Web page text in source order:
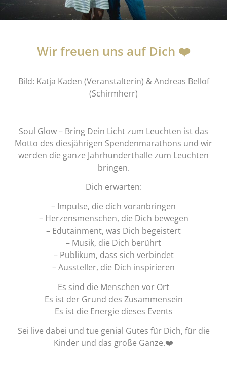
Wir freuen uns auf Dich ❤️
Bild: Katja Kaden (Veranstalterin) & Andreas Bellof
(Schirmherr)
Soul Glow – Bring Dein Licht zum Leuchten ist das
Motto des diesjährigen Spendenmarathons und wir
werden die ganze Jahrhunderthalle zum Leuchten
bringen.
Dich erwarten:
– Impulse, die dich voranbringen
– Herzensmenschen, die Dich bewegen
– Edutainment, was Dich begeistert
– Musik, die Dich berührt
– Publikum, dass sich verbindet
– Aussteller, die Dich inspirieren
Es sind die Menschen vor Ort
Es ist der Grund des Zusammensein
Es ist die Energie dieses Events
Sei live dabei und tue genial Gutes für Dich, für die
Kinder und das große Ganze.❤️